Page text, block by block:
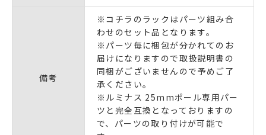
備考
※コチラのラックはパーツ組み合
わせのセット品となります。
※パーツ毎に梱包が分かれてのお
届けになりますので取扱説明書の
同梱がございませんので予めご了
承ください。
※ルミナス 25mmポール専用パー
ツと完全互換となっておりますの
で、パーツの取り付けが可能で